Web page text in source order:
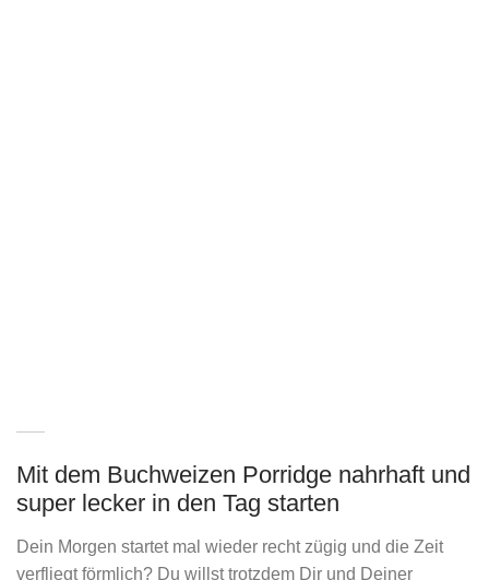
Mit dem Buchweizen Porridge nahrhaft und
super lecker in den Tag starten
Dein Morgen startet mal wieder recht zügig und die Zeit
verfliegt förmlich? Du willst trotzdem Dir und Deiner